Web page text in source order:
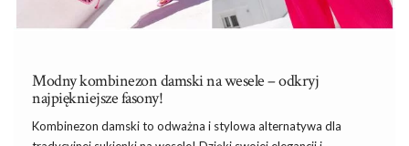
Modny kombinezon damski na wesele – odkryj
najpiękniejsze fasony!
Kombinezon damski to odważna i stylowa alternatywa dla